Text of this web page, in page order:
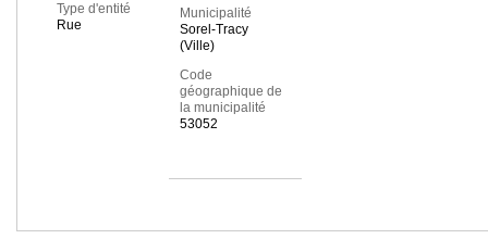
Type d'entité
Rue
Municipalité
Sorel-Tracy
(Ville)
Code
géographique de
la municipalité
53052